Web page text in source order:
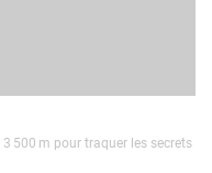
500 m pour traquer les secrets